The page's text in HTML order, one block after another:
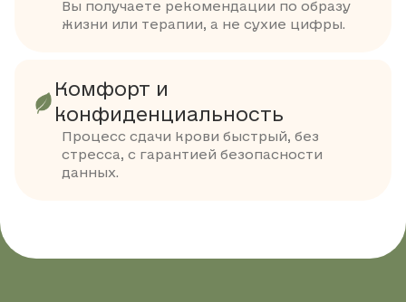
Вы получаете рекомендации по образу
жизни или терапии, а не сухие цифры.
Комфорт и
конфиденциальность
Процесс сдачи крови быстрый, без
стресса, с гарантией безопасности
данных.